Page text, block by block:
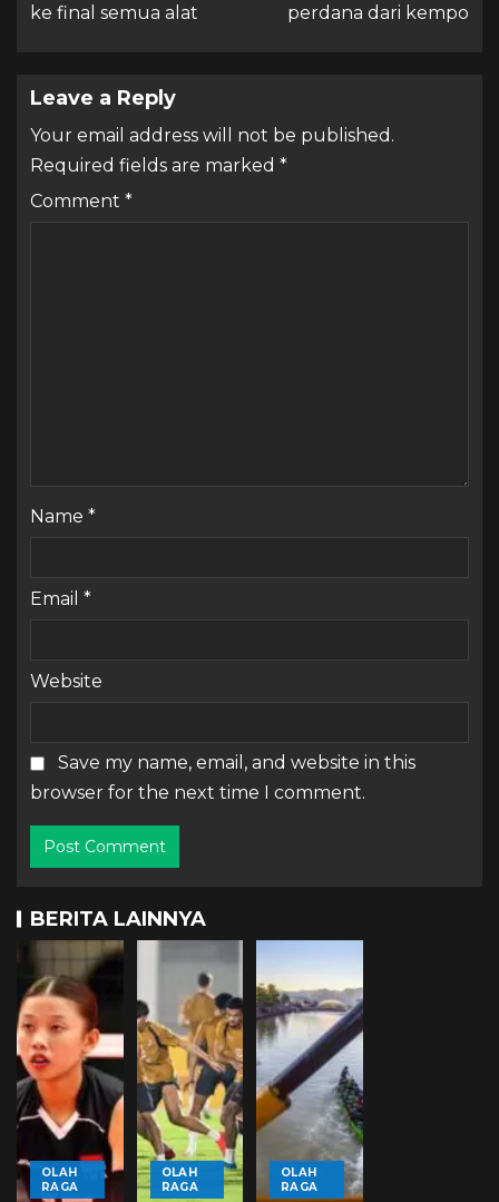
ke final semua alat
perdana dari kempo
Leave a Reply
Your email address will not be published.
Required fields are marked *
Comment *
Name *
Email *
Website
Save my name, email, and website in this
browser for the next time I comment.
BERITA LAINNYA
OLAH
RAGA
OLAH
RAGA
OLAH
RAGA